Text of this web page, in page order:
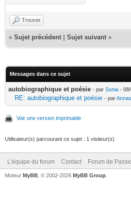
Trouver
« Sujet précédent Sujet suivant »
Messages dans ce sujet
autobiographique et poésie - par Sonia -
RE: autobiographique et poésie - par
Voir une version imprimable
Utilisateur(s) parcourant ce sujet : 1 visiteur(s)
L’équipe du forum Contact Forum de
Moteur MyBB , © 2002-2026 MyBB Group